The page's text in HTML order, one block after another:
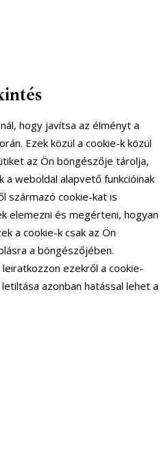
hogy javítsa az élményt a
Ezek közül a cookie-k közül
az Ön böngészője tárolja,
weboldal alapvető funkcióinak
származó cookie-kat is
elemezni és megérteni, hogyan
a cookie-k csak az Ön
a böngészőjében.
ezekről a cookie-
azonban hatással lehet a